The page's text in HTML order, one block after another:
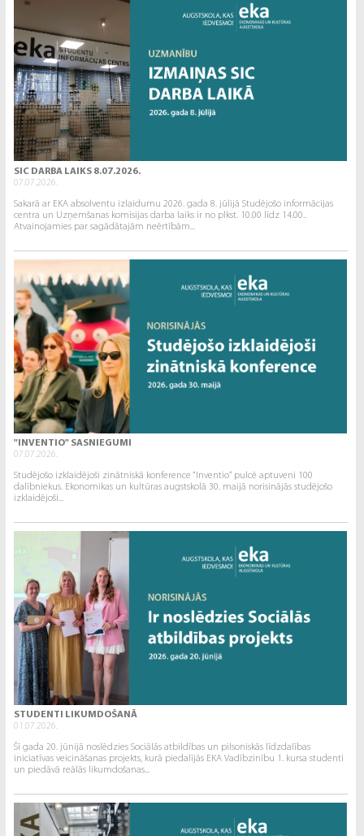
SIC DARBA LAIKS 8.07.2026.
07.07.2026.
Sakarā ar EKA absolventu izlaidumu 2026. gada 8. jūlijā Studējošo informācijas
centra un Uzņemšanas komisijas darba laiks ir no plkst. 10.00 līdz 14.00..
Atvainojamies par sagādātajām neērtībām...
"INVENTIO" SASNIEGUMI
07.07.2026.
Studējošo izklaidējoši zinātniskā konference “Inventio” pulcē aptuveni 100
dalībniekus. Ekonomikas un kultūras augstskolā 30. maijā norisinājās studējošo
izklaidējoši...
STUDENTI LIKUMDOŠANĀ
01.07.2026.
Šī gada 20. jūnijā noslēdzies Sociālās atbildības un pilsoniskās līdzdalības
iniciatīvas veicināšanas projekts, kurā piedalījās EKA Vadībzinību 1. kursa studenti
un piedāvā reālās likumdošanas...